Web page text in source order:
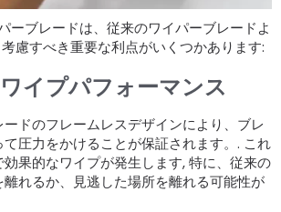
ーブレードは、従来のワイパーブレードよ
慮すべき重要な利点がいくつかあります:
イプパフォーマンス
ドのフレームレスデザインにより、ブレ
圧力をかけることが保証されます。. これ
果的なワイプが発生します, 特に、従来の
れるか、見逃した場所を離れる可能性が